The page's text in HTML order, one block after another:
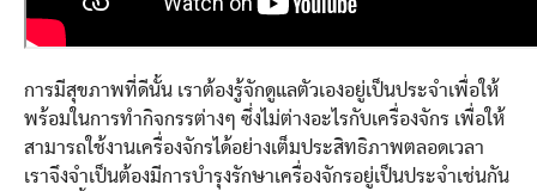
การมีสุขภาพที่ดีนั้น เราต้องรู้จักดูแลตัวเองอยู่เป็นประจำเพื่อให้
พร้อมในการทำกิจกรรต่างๆ ซึ่งไม่ต่างอะไรกับเครื่องจักร เพื่อให้
สามารถใช้งานเครื่องจักรได้อย่างเต็มประสิทธิภาพตลอดเวลา
เราจึงจำเป็นต้องมีการบำรุงรักษาเครื่องจักรอยู่เป็นประจำเช่นกัน